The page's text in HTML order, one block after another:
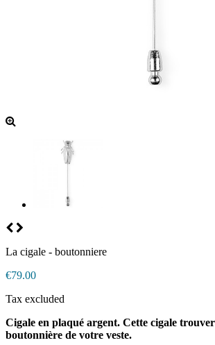
La cigale - boutonniere
€79.00
Tax excluded
Cigale en plaqué argent. Cette cigale
boutonnière de votre veste.